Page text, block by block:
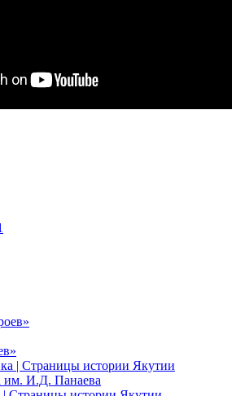
им. И.Д. Панаева